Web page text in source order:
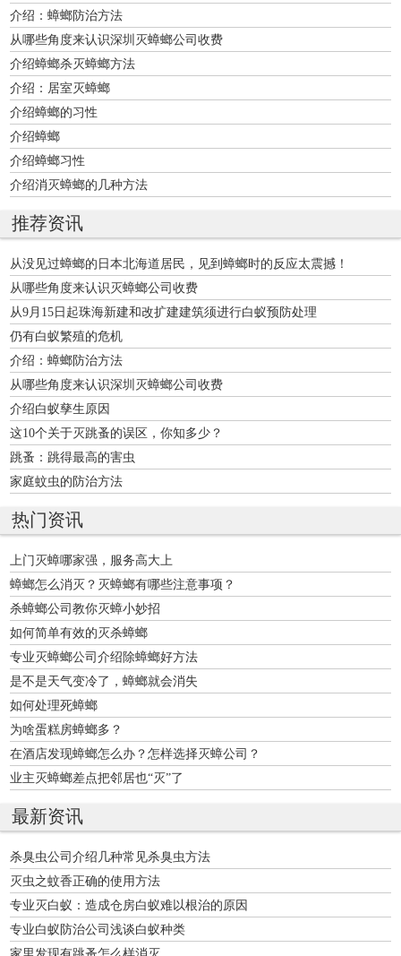
介绍：蟑螂防治方法
从哪些角度来认识深圳灭蟑螂公司收费
介绍蟑螂杀灭蟑螂方法
介绍：居室灭蟑螂
介绍蟑螂的习性
介绍蟑螂
介绍蟑螂习性
介绍消灭蟑螂的几种方法
推荐资讯
从没见过蟑螂的日本北海道居民，见到蟑螂时的反应太震撼！
从哪些角度来认识灭蟑螂公司收费
从9月15日起珠海新建和改扩建建筑须进行白蚁预防处理
仍有白蚁繁殖的危机
介绍：蟑螂防治方法
从哪些角度来认识深圳灭蟑螂公司收费
介绍白蚁孳生原因
这10个关于灭跳蚤的误区，你知多少？
跳蚤：跳得最高的害虫
家庭蚊虫的防治方法
热门资讯
上门灭蟑哪家强，服务高大上
蟑螂怎么消灭？灭蟑螂有哪些注意事项？
杀蟑螂公司教你灭蟑小妙招
如何简单有效的灭杀蟑螂
专业灭蟑螂公司介绍除蟑螂好方法
是不是天气变冷了，蟑螂就会消失
如何处理死蟑螂
为啥蛋糕房蟑螂多？
在酒店发现蟑螂怎么办？怎样选择灭蟑公司？
业主灭蟑螂差点把邻居也“灭”了
最新资讯
杀臭虫公司介绍几种常见杀臭虫方法
灭虫之蚊香正确的使用方法
专业灭白蚁：造成仓房白蚁难以根治的原因
专业白蚁防治公司浅谈白蚁种类